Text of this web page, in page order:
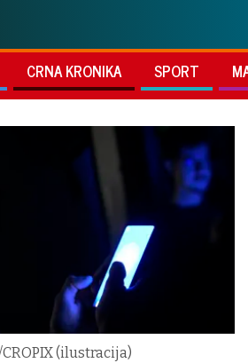
CRNA KRONIKA SPORT
(ilustracija)